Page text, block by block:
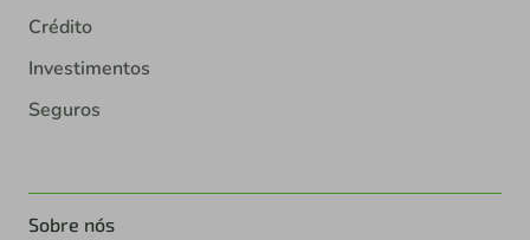
Crédito
Investimentos
Seguros
Sobre nós